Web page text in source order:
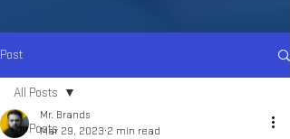
Post
All Posts
All Posts
Mr. Brands
Mar 29, 2023 2 min read